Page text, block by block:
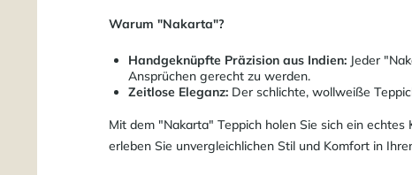
Warum "Nakarta"?
Handgeknüpfte Präzision aus Indien: Jeder
Ansprüchen gerecht zu werden.
Zeitlose Eleganz: Der schlichte, wollweiße
Mit dem "Nakarta" Teppich holen Sie sich ein
erleben Sie unvergleichlichen Stil und Komfort in